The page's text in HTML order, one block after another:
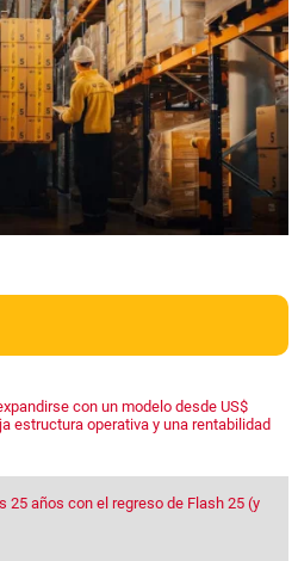
con un modelo desde US$
estructura operativa y una rentabilidad
25 años con el regreso de Flash 25 (y